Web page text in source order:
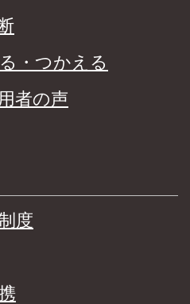
・つかえる
者の声
度